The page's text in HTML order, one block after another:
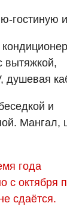
гостиную
вытяжкой,
душевая
и
Мангал,
года
с октября
сдаётся.